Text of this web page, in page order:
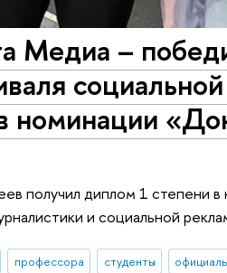
Медиа –
номинации
получил диплом 1 степени
и социальной
профессора студенты